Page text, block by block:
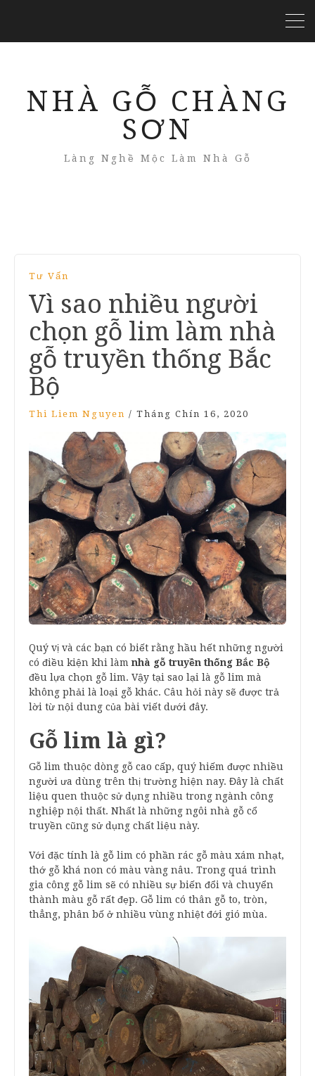
NHÀ GỖ CHÀNG
SƠN
Làng Nghề Mộc Làm Nhà Gỗ
Tư Vấn
Vì sao nhiều người
chọn gỗ lim làm nhà
gỗ truyền thống Bắc
Bộ
Thi Liem Nguyen / Tháng Chín 16, 2020
Quý vị và các bạn có biết rằng hầu hết những người
có điều kiện khi làm nhà gỗ truyền thống Bắc Bộ
đều lựa chọn gỗ lim. Vậy tại sao lại là gỗ lim mà
không phải là loại gỗ khác. Câu hỏi này sẽ được trả
lời từ nội dung của bài viết dưới đây.
Gỗ lim là gì?
Gỗ lim thuộc dòng gỗ cao cấp, quý hiếm được nhiều
người ưa dùng trên thị trường hiện nay. Đây là chất
liệu quen thuộc sử dụng nhiều trong ngành công
nghiệp nội thất. Nhất là những ngôi nhà gỗ cổ
truyền cũng sử dụng chất liệu này.
Với đặc tính là gỗ lim có phần rác gỗ màu xám nhạt,
thớ gỗ khá non có màu vàng nâu. Trong quá trình
gia công gỗ lim sẽ có nhiều sự biến đổi và chuyển
thành màu gỗ rất đẹp. Gỗ lim có thân gỗ to, tròn,
thẳng, phân bố ở nhiều vùng nhiệt đới gió mùa.